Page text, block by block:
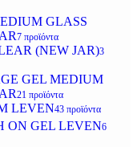
GLASS
7 προϊόντα
(NEW JAR)3
GEL MEDIUM
21 προϊόντα
LEVEN43 προϊόντα
ON GEL LEVEN6